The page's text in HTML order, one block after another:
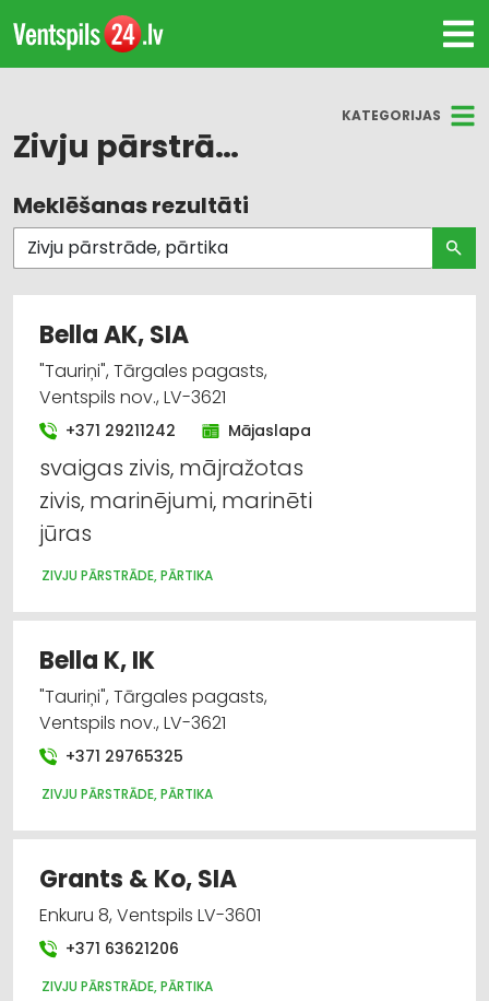
KATEGORIJAS
Zivju pārstrāde, pārtika
Visas nozares
Zivju pārstrāde, pārtika
Meklēšanas rezultāti
Bella AK, SIA
"Tauriņi", Tārgales pagasts,
Ventspils nov., LV-3621
+371 29211242 Mājaslapa
svaigas zivis, mājražotas
zivis, marinējumi, marinēti
jūras
ZIVJU PĀRSTRĀDE, PĀRTIKA
Bella K, IK
"Tauriņi", Tārgales pagasts,
Ventspils nov., LV-3621
+371 29765325
ZIVJU PĀRSTRĀDE, PĀRTIKA
Grants & Ko, SIA
Enkuru 8, Ventspils LV-3601
+371 63621206
ZIVJU PĀRSTRĀDE, PĀRTIKA